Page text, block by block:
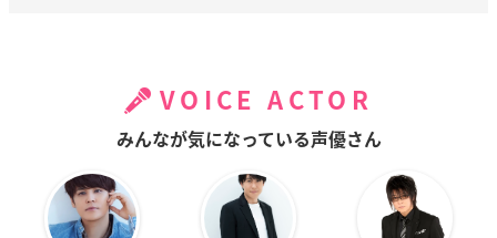
VOICE ACTOR
みんなが気になっている声優さん